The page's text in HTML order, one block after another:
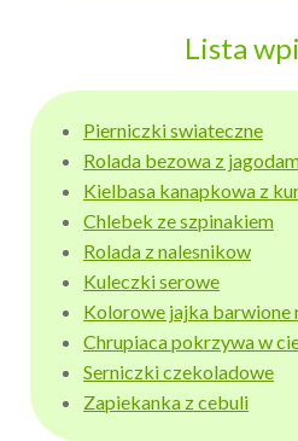
Lista
Pierniczki swiateczne
Rolada bezowa z
Kielbasa kanapkowa z
Chlebek ze szpinakiem
Rolada z nalesnikow
Kuleczki serowe
Kolorowe jajka barwione
Chrupiaca pokrzywa w
Serniczki czekoladowe
Zapiekanka z cebuli